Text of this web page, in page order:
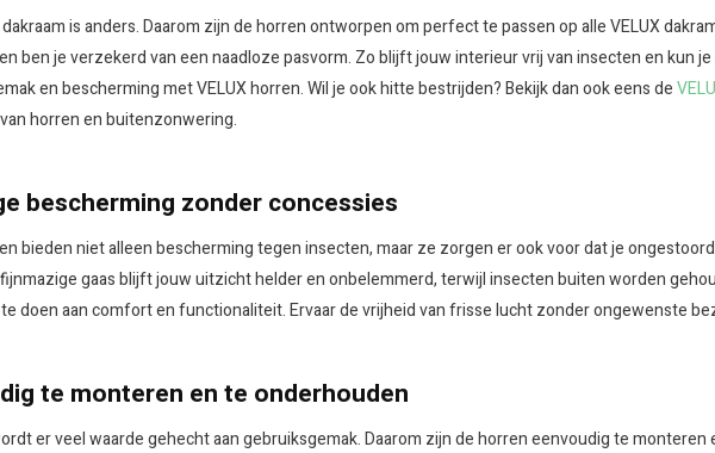
dakraam is anders. Daarom zijn de horren ontworpen om perfect te passen op alle VELUX
ben je verzekerd van een naadloze pasvorm. Zo blijft jouw interieur vrij van insecten en kun
en bescherming met VELUX horren. Wil je ook hitte bestrijden? Bekijk dan ook eens de
horren en buitenzonwering.
bescherming zonder concessies
bieden niet alleen bescherming tegen insecten, maar ze zorgen er ook voor dat je
gaas blijft jouw uitzicht helder en onbelemmerd, terwijl insecten buiten worden
doen aan comfort en functionaliteit. Ervaar de vrijheid van frisse lucht zonder ongewenste
te monteren en te onderhouden
er veel waarde gehecht aan gebruiksgemak. Daarom zijn de horren eenvoudig te